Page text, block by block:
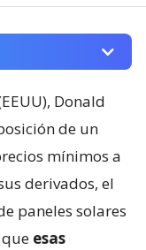
Donald
de un
mínimos a
derivados, el
paneles solares
esas